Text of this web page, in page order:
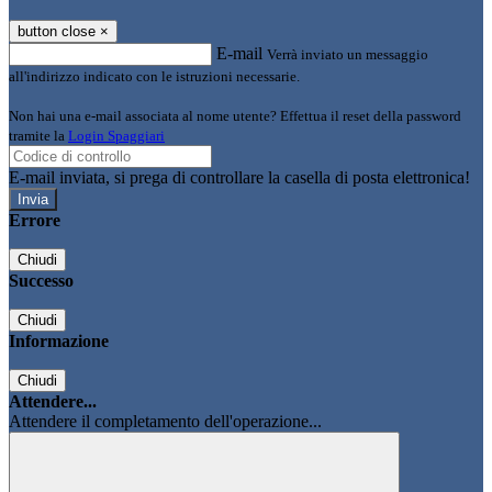
button close ×
E-mail Verrà inviato un messaggio
all'indirizzo indicato con le istruzioni necessarie.
Non hai una e-mail associata al nome utente? Effettua il reset della password
tramite la Login Spaggiari
E-mail inviata, si prega di controllare la casella di posta elettronica!
Errore
Chiudi
Successo
Chiudi
Informazione
Chiudi
Attendere...
Attendere il completamento dell'operazione...